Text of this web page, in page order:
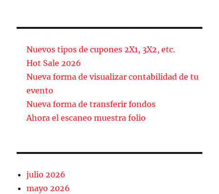
b
o
o
k
a
ir
Nuevos tipos de cupones 2X1, 3X2, etc.
Hot Sale 2026
Nueva forma de visualizar contabilidad de tu
evento
Nueva forma de transferir fondos
Ahora el escaneo muestra folio
julio 2026
mayo 2026